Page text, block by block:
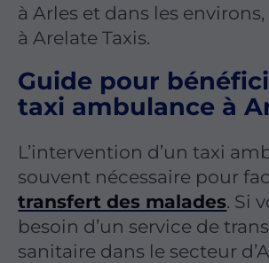
à Arles et dans les
à Arelate Taxis.
Guide pour
taxi ambulance à
L’intervention d’un taxi
souvent nécessaire pour
transfert des malades. Si
besoin d’un service de
sanitaire dans le secteur